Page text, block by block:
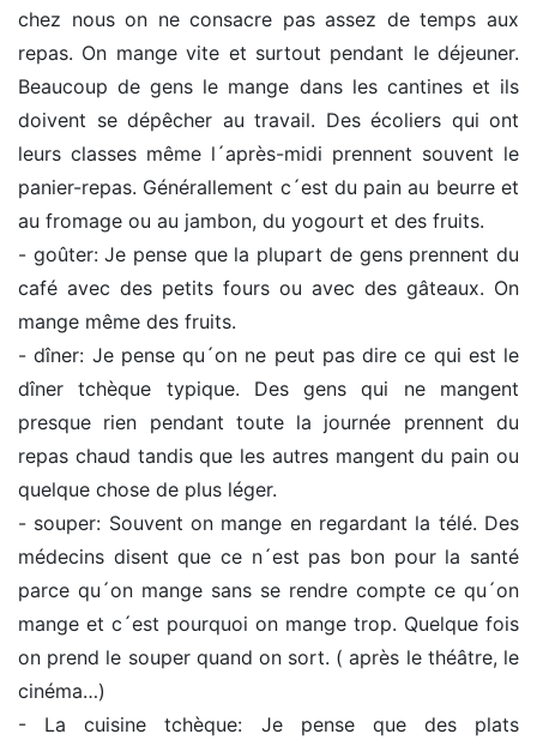
chez nous on ne consacre pas assez de temps aux
repas. On mange vite et surtout pendant le déjeuner.
Beaucoup de gens le mange dans les cantines et ils
doivent se dépêcher au travail. Des écoliers qui ont
leurs classes même l´après-midi prennent souvent le
panier-repas. Générallement c´est du pain au beurre et
au fromage ou au jambon, du yogourt et des fruits.
- goûter: Je pense que la plupart de gens prennent du
café avec des petits fours ou avec des gâteaux. On
mange même des fruits.
- dîner: Je pense qu´on ne peut pas dire ce qui est le
dîner tchèque typique. Des gens qui ne mangent
presque rien pendant toute la journée prennent du
repas chaud tandis que les autres mangent du pain ou
quelque chose de plus léger.
- souper: Souvent on mange en regardant la télé. Des
médecins disent que ce n´est pas bon pour la santé
parce qu´on mange sans se rendre compte ce qu´on
mange et c´est pourquoi on mange trop. Quelque fois
on prend le souper quand on sort. ( après le théâtre, le
cinéma…)
- La cuisine tchèque: Je pense que des plats